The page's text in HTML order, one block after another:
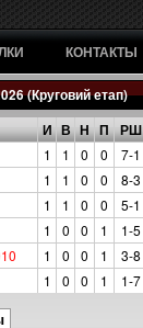
КОНТАКТЫ
(Круговий етап)
И В Н П РШ
1 1 0 0 7-1
1 1 0 0 8-3
1 1 0 0 5-1
1 0 0 1 1-5
1 0 0 1 3-8
1 0 0 1 1-7